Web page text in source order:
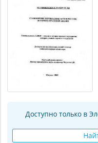
Доступно только в